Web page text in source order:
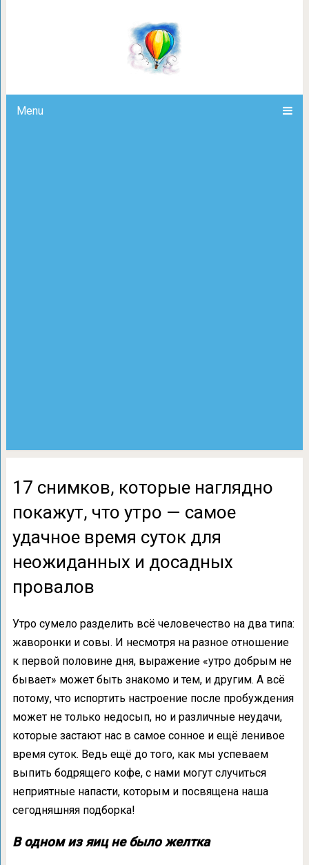
Menu
17 снимков, которые наглядно
время суток для
17 снимков, которые наглядно
покажут, что утро — самое
удачное время суток для
неожиданных и досадных
провалов
Утро сумело разделить всё человечество на два типа:
жаворонки и совы. И несмотря на разное отношение
к первой половине дня, выражение «утро добрым не
бывает» может быть знакомо и тем, и другим. А всё
потому, что испортить настроение после пробуждения
может не только недосып, но и различные неудачи,
которые застают нас в самое сонное и ещё ленивое
время суток. Ведь ещё до того, как мы успеваем
выпить бодрящего кофе, с нами могут случиться
неприятные напасти, которым и посвящена наша
сегодняшняя подборка!
В одном из яиц не было желтка